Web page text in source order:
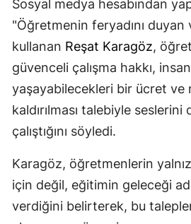
Sosyal medya hesabından
"Öğretmenin feryadını duyan
kullanan Reşat Karagöz,
güvenceli çalışma hakkı,
yaşayabilecekleri bir ücret ve
kaldırılması talebiyle seslerini
çalıştığını söyledi.
Karagöz, öğretmenlerin
için değil, eğitimin geleceği
verdiğini belirterek, bu